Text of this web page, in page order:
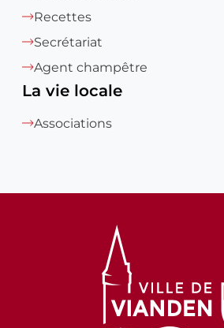
Recettes
Secrétariat
Agent champêtre
La vie locale
Associations